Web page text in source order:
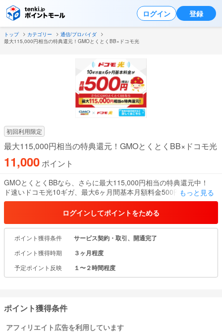
ログイン 登録
トップ カテゴリー
通信/プロバイダ
最大115,000円相当の特典還元！GMOとくとくBB×ドコモ光
初回利用限定
最大115,000円相当の特典還元！GMOとくとくBB×ドコモ光
11,000ポイント
GMOとくとくBBなら、さらに最大115,000円相当の特典還元中！
ド速いドコモ光10ギガ、最大6ヶ月間基本月額料金500円(税込)キャ
ンペーン中！
GMOとくとくBBは実店舗を持たないことで、人件費／店舗運営費が
発生いたしません。
これらの費用を節約し、お客さまへ特典として提供しています！
GMOとくとくBBはドコモ光の公式パートナーです。
もっと見る
ログインしてポイントをためる
ポイント獲得条件 サービス契約・取引、開通完了
ポイント獲得時期 ３ヶ月程度
予定ポイント反映 １〜２時間程度
ポイント獲得条件
アフィリエイト広告を利用しています